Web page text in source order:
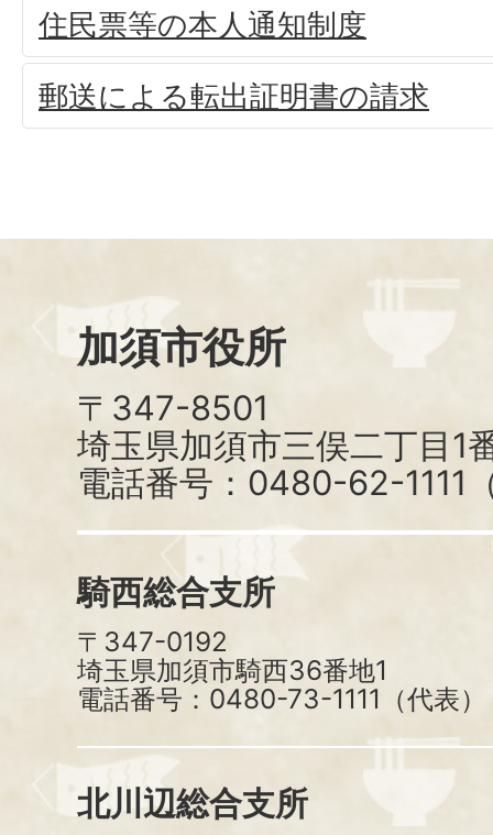
住民票等の本人通知制度
郵送による転出証明書の請求
加須市役所
〒347-8501
埼玉県加須市三俣二丁目1
電話番号：0480-62-1111
騎西総合支所
〒347-0192
埼玉県加須市騎西36番地1
電話番号：0480-73-1111（代表）
北川辺総合支所